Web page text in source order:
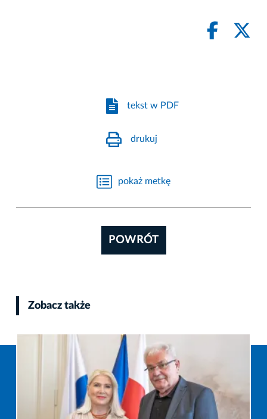
tekst w PDF
drukuj
pokaż metkę
POWRÓT
Zobacz także